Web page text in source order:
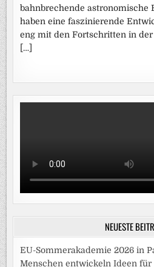
bahnbrechende astronomische
haben eine faszinierende
eng mit den Fortschritten in
[…]
NEUESTE
EU-Sommerakademie 2026 in
Menschen entwickeln Ideen